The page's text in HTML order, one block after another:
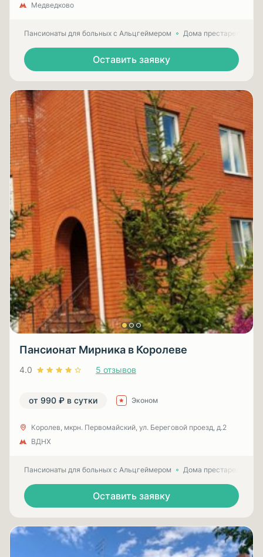
Медведково
Пансионаты для больных с Альцгеймером Дома престарелых
Оставить заявку
Пансионат Мирника в Королеве
4.0 5 отзывов
от 990 ₽ в сутки Эконом
Королев, мкрн. Первомайский, ул. Береговой проезд, д.2
ВДНХ
Пансионаты для больных с Альцгеймером Дома престарелых
Оставить заявку